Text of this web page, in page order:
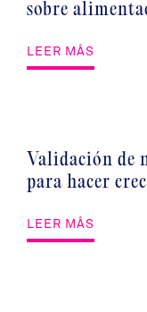
sobre
LEER MÁS
Validación de
para hacer
LEER MÁS